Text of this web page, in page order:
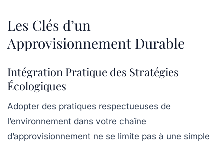
Les Clés d’un
Approvisionnement Durable
Intégration Pratique des Stratégies
Écologiques
Adopter des pratiques respectueuses de
l’environnement dans votre chaîne
d’approvisionnement ne se limite pas à une simple